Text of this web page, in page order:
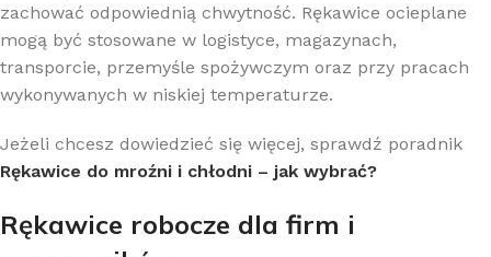
zachować odpowiednią chwytność. Rękawice ocieplane
mogą być stosowane w logistyce, magazynach,
transporcie, przemyśle spożywczym oraz przy pracach
wykonywanych w niskiej temperaturze.
Jeżeli chcesz dowiedzieć się więcej, sprawdź poradnik
Rękawice do mroźni i chłodni – jak wybrać?
Rękawice robocze dla firm i